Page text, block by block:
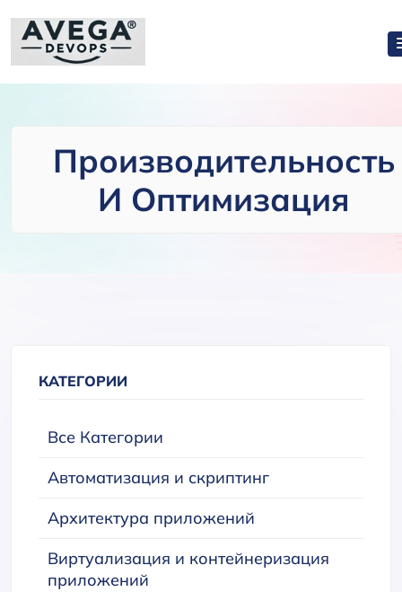
Производительность
И Оптимизация
КАТЕГОРИИ
Все Категории
Автоматизация и скриптинг
Архитектура приложений
Виртуализация и контейнеризация
приложений